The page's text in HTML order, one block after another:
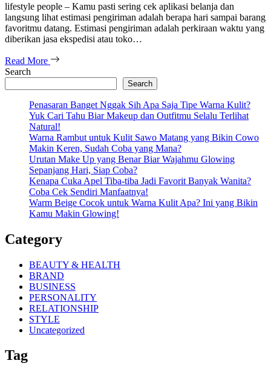
lifestyle people – Kamu pasti sering cek aplikasi belanja dan
langsung lihat estimasi pengiriman adalah berapa hari sampai barang
favoritmu datang. Estimasi pengiriman adalah perkiraan waktu yang
diberikan jasa ekspedisi atau toko…
Read More
Search
Search
Penasaran Banget Nggak Sih Apa Saja Tipe Warna Kulit?
Yuk Cari Tahu Biar Makeup dan Outfitmu Selalu Terlihat
Natural!
Warna Rambut untuk Kulit Sawo Matang yang Bikin Cowo
Makin Keren, Sudah Coba yang Mana?
Urutan Make Up yang Benar Biar Wajahmu Glowing
Sepanjang Hari, Siap Coba?
Kenapa Cuka Apel Tiba-tiba Jadi Favorit Banyak Wanita?
Coba Cek Sendiri Manfaatnya!
Warm Beige Cocok untuk Warna Kulit Apa? Ini yang Bikin
Kamu Makin Glowing!
Category
BEAUTY & HEALTH
BRAND
BUSINESS
PERSONALITY
RELATIONSHIP
STYLE
Uncategorized
Tag